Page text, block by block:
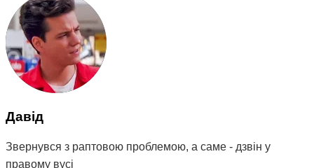
Давід
Звернувся з раптовою проблемою, а саме - дзвін у
правому вусі